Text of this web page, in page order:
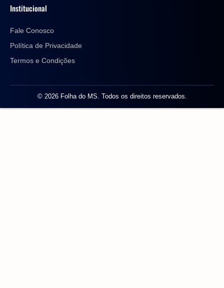
Institucional
Fale Conosco
Política de Privacidade
Termos e Condições
© 2026 Folha do MS. Todos os direitos reservados.